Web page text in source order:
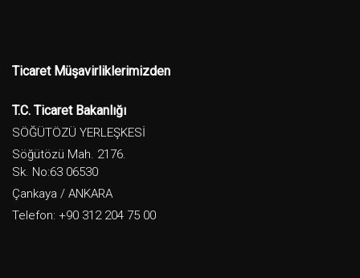
Ticaret Müşavirliklerimizden
T.C. Ticaret Bakanlığı
SÖĞÜTÖZÜ YERLEŞKESİ
Söğütözü Mah. 2176.
Sk. No:63 06530
Çankaya / ANKARA
Telefon: +90 312 204 75 00